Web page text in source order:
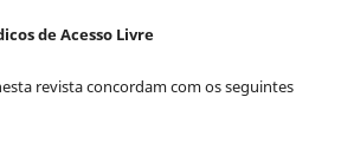
de Acesso Livre
revista concordam com os seguintes